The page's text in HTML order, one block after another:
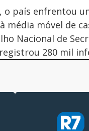
o país enfrentou
média móvel de
Nacional de
280 mil